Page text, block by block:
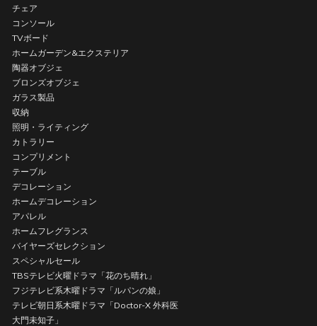
チェア
コンソール
TVボード
ホームガーデン&エクステリア
陶器オブジェ
ブロンズオブジェ
ガラス製品
収納
照明・ライティング
カトラリー
コンプリメント
テーブル
デコレーション
ホームデコレーション
アパレル
ホームフレグランス
バイヤーズセレクション
スペシャルセール
TBSテレビ火曜ドラマ「花のち晴れ」
フジテレビ系木曜ドラマ「ルパンの娘」
テレビ朝日系木曜ドラマ「Doctor-X 外科医
大門未知子」